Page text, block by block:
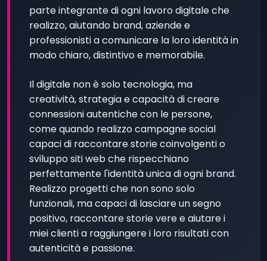
parte integrante di ogni lavoro digitale che
realizzo, aiutando brand, aziende e
professionisti a comunicare la loro identità in
modo chiaro, distintivo e memorabile.
Il digitale non è solo tecnologia, ma
creatività, strategia e capacità di creare
connessioni autentiche con le persone,
come quando realizzo campagne social
capaci di raccontare storie coinvolgenti o
sviluppo siti web che rispecchiano
perfettamente l'identità unica di ogni brand.
Realizzo progetti che non sono solo
funzionali, ma capaci di lasciare un segno
positivo, raccontare storie vere e aiutare i
miei clienti a raggiungere i loro risultati con
autenticità e passione.